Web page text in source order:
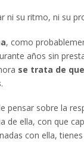
ni su ritmo, ni su
, como
años sin
se trata de
.
pensar sobre la
de ella, con que
con ella,